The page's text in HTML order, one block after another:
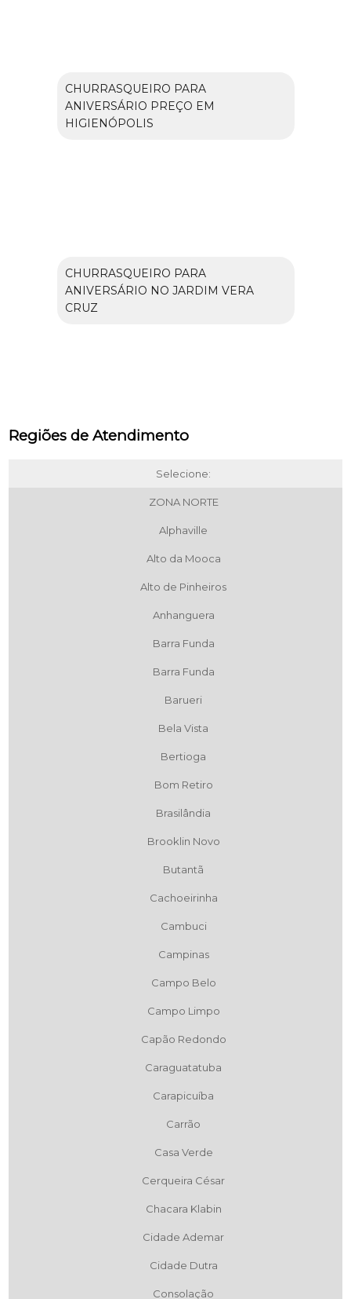
CHURRASQUEIRO PARA
ANIVERSÁRIO PREÇO EM
HIGIENÓPOLIS
CHURRASQUEIRO PARA
ANIVERSÁRIO NO JARDIM VERA
CRUZ
Regiões de Atendimento
Selecione:
ZONA NORTE
Alphaville
Alto da Mooca
Alto de Pinheiros
Anhanguera
Barra Funda
Barra Funda
Barueri
Bela Vista
Bertioga
Bom Retiro
Brasilândia
Brooklin Novo
Butantã
Cachoeirinha
Cambuci
Campinas
Campo Belo
Campo Limpo
Capão Redondo
Caraguatatuba
Carapicuíba
Carrão
Casa Verde
Cerqueira César
Chacara Klabin
Cidade Ademar
Cidade Dutra
Consolação